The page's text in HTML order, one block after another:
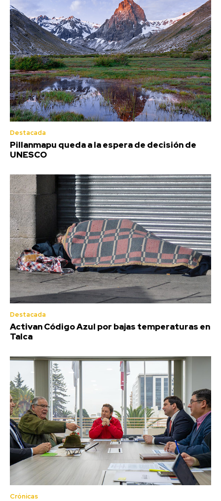
Destacada
Pillanmapu queda a la espera de decisión de
UNESCO
Destacada
Activan Código Azul por bajas temperaturas en
Talca
Crónicas